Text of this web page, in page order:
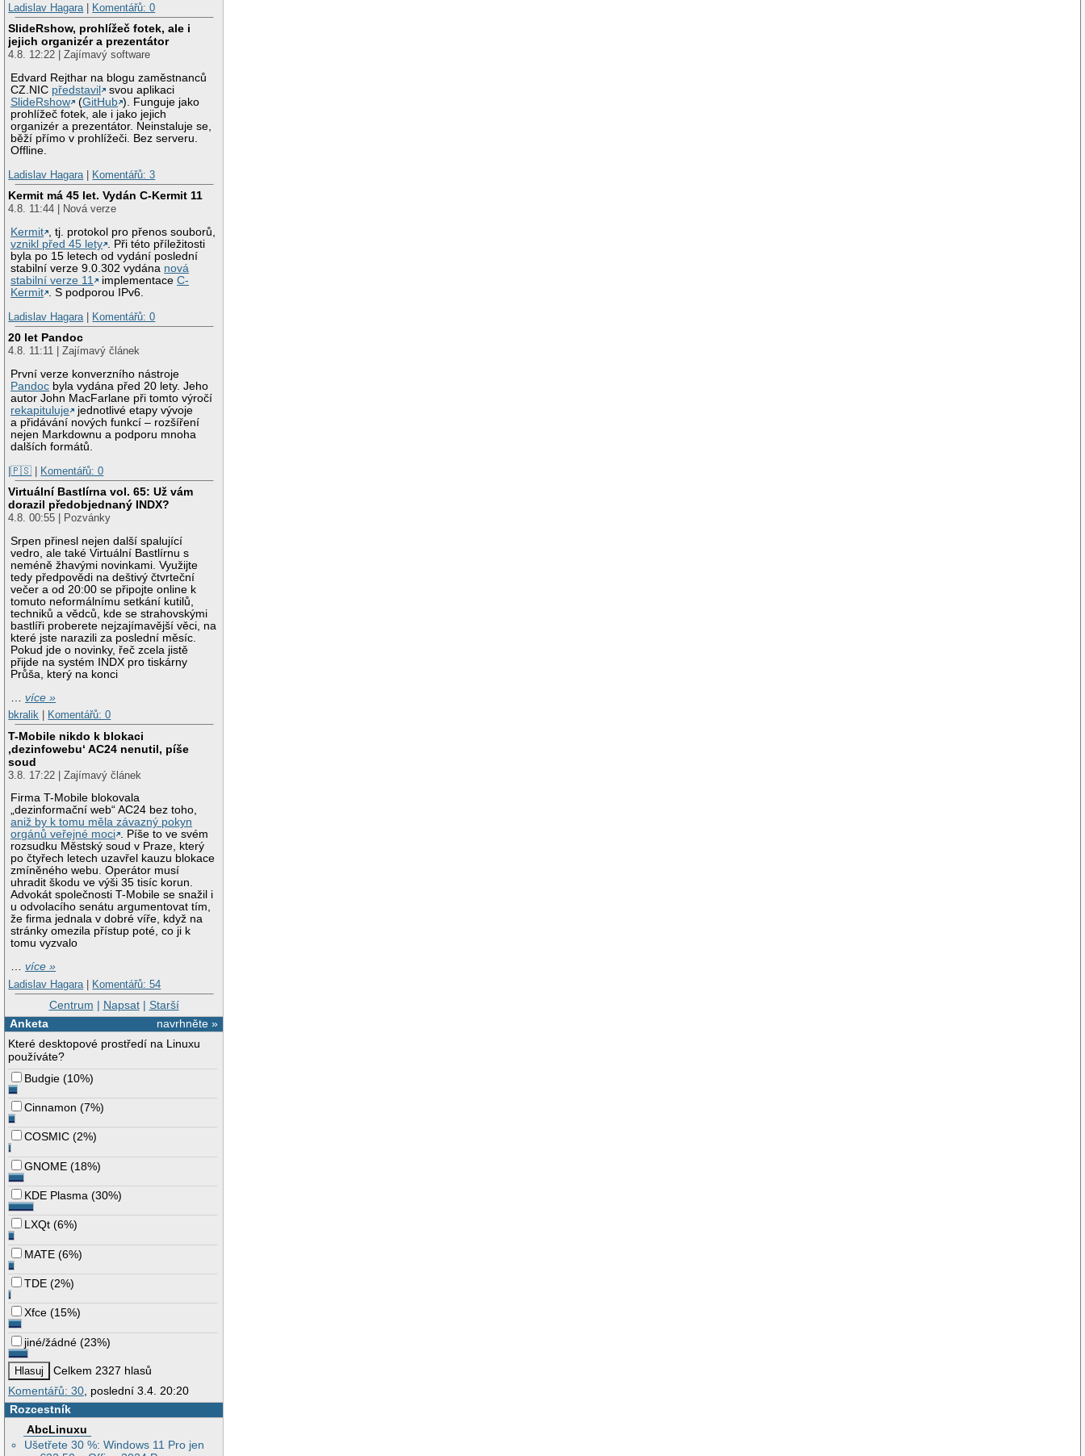
Ladislav Hagara | Komentářů: 0
SlideRshow, prohlížeč fotek, ale i
jejich organizér a prezentátor
4.8. 12:22 | Zajímavý software
Edvard Rejthar na blogu zaměstnanců
CZ.NIC představil
svou aplikaci
SlideRshow
(GitHub ). Funguje jako
prohlížeč fotek, ale i jako jejich
organizér a prezentátor. Neinstaluje se,
běží přímo v prohlížeči. Bez serveru.
Offline.
Ladislav Hagara | Komentářů: 3
Kermit má 45 let. Vydán C-Kermit 11
4.8. 11:44 | Nová verze
Kermit , tj. protokol pro přenos souborů,
vznikl před 45 lety . Při této příležitosti
byla po 15 letech od vydání poslední
stabilní verze 9.0.302 vydána nová
stabilní verze 11
implementaceC-
Kermit . S podporou IPv6.
Ladislav Hagara | Komentářů: 0
20 let Pandoc
4.8. 11:11 | Zajímavý článek
První verze konverzního nástroje
Pandoc byla vydána před 20 lety. Jeho
autor John MacFarlane při tomto výročí
rekapituluje
jednotlivé etapy vývoje
a přidávání nových funkcí – rozšíření
nejen Markdownu a podporu mnoha
dalších formátů.
|🇵🇸 | Komentářů: 0
Virtuální Bastlírna vol. 65: Už vám
dorazil předobjednaný INDX?
4.8. 00:55 | Pozvánky
Srpen přinesl nejen další spalující
vedro, ale také Virtuální Bastlírnu s
neméně žhavými novinkami. Využijte
tedy předpovědi na deštivý čtvrteční
večer a od 20:00 se připojte online k
tomuto neformálnímu setkání kutilů,
techniků a vědců, kde se strahovskými
bastlíři proberete nejzajímavější věci, na
které jste narazili za poslední měsíc.
Pokud jde o novinky, řeč zcela jistě
přijde na systém INDX pro tiskárny
Průša, který na konci
…více »
bkralik
Komentářů: 0
T-Mobile nikdo k blokaci
‚dezinfowebu‘ AC24 nenutil, píše
soud
3.8. 17:22 | Zajímavý článek
Firma T-Mobile blokovala
„dezinformační web“ AC24 bez toho,
aniž by k tomu měla závazný pokyn
orgánů veřejné moci . Píše to ve svém
rozsudku Městský soud v Praze, který
po čtyřech letech uzavřel kauzu blokace
zmíněného webu. Operátor musí
uhradit škodu ve výši 35 tisíc korun.
Advokát společnosti T-Mobile se snažil i
u odvolacího senátu argumentovat tím,
že firma jednala v dobré víře, když na
stránky omezila přístup poté, co ji k
tomu vyzvalo
…více »
Ladislav Hagara | Komentářů: 54
Centrum | Napsat| Starší
navrhněte »
Anketa
Které desktopové prostředí na Linuxu
používáte?
Budgie (10%)
Cinnamon (7%)
COSMIC (2%)
GNOME (18%)
KDE Plasma (30%)
LXQt (6%)
MATE (6%)
TDE (2%)
Xfce (15%)
jiné/žádné (23%)
Celkem 2327 hlasů
Komentářů: 30, poslední 3.4. 20:20
Rozcestník
AbcLinuxu
Ušetřete 30 %: Windows 11 Pro jen